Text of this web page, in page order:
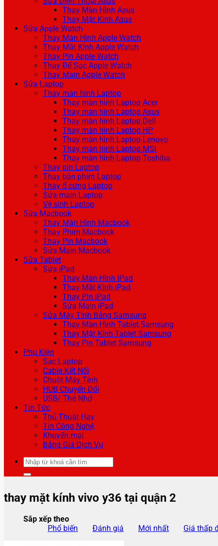
Thay Màn Hình Asus
Thay Mặt Kính Asus
Sửa Apple Watch
Thay Màn Hình Apple Watch
Thay Mặt Kính Apple Watch
Thay Pin Apple Watch
Thay Đế Sạc Apple Watch
Thay Main Apple Watch
Sửa Laptop
Thay màn hình Laptop
Thay màn hình Laptop Acer
Thay màn hình Laptop Asus
Thay màn hình Laptop Dell
Thay màn hình Laptop HP
Thay màn hình Laptop Lenovo
Thay màn hình Laptop MSI
Thay màn hình Laptop Toshiba
Thay pin Laptop
Thay bàn phím Laptop
Thay ổ cứng Laptop
Sửa main Laptop
Vệ sinh Laptop
Sửa Macbook
Thay Màn Hình Macbook
Thay Phím Macbook
Thay Pin Macbook
Sửa Main Macbook
Sửa Tablet
Sửa iPad
Thay Màn Hình iPad
Thay Mặt Kính iPad
Thay Pin iPad
Sửa Main iPad
Sửa Máy Tính Bảng Samsung
Thay Màn Hình Tablet Samsung
Thay Mặt Kính Tablet Samsung
Thay Pin Tablet Samsung
Phụ Kiện
Sạc Laptop
Cable Kết Nối
Chuột Máy Tính
HUB Chuyển Đổi
USB/ Thẻ Nhớ
Tin Tức
Thủ Thuật Hay
Tin Công Nghệ
Khuyến mại
Bảng Giá Dịch Vụ
Tìm
kiếm:
thay mặt kính vivo y36 tại quận 2
Sắp xếp theo
Phổ biến
Đánh giá Mới nhất Giá thấp